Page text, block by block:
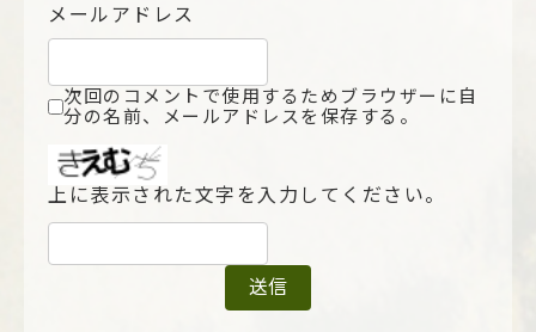
メールアドレス
次回のコメントで使用するためブラウザーに自
分の名前、メールアドレスを保存する。
上に表示された文字を入力してください。